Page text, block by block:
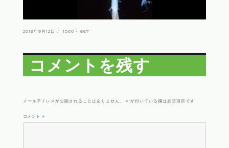
投
2016年9月12日
フ
1000 × 667
コメントを残す
メールアドレスが公開されることはありません。 ※ が付いている欄は必須項目です
コメント ※